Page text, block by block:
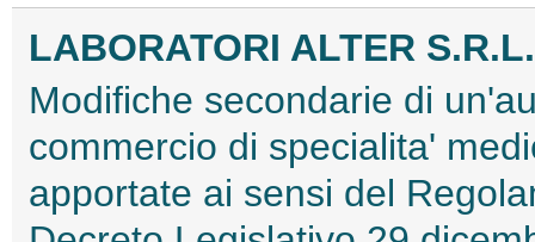
LABORATORI ALTER S.R.L.
Modifiche secondarie di
commercio di specialita'
apportate ai sensi del